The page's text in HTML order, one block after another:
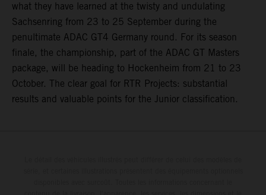
what they have learned at the twisty and undulating
Sachsenring from 23 to 25 September during the
penultimate ADAC GT4 Germany round. For its season
finale, the championship, part of the ADAC GT Masters
package, will be heading to Hockenheim from 21 to 23
October. The clear goal for RTR Projects: substantial
results and valuable points for the Junior classification.